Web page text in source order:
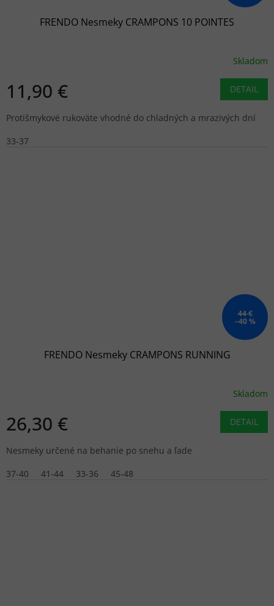
FRENDO Nesmeky CRAMPONS 10 POINTES
Skladom
11,90 € DETAIL
Protišmykové rukoväte vhodné do chladných a mrazivých dní
33-37
44 €
–40 %
FRENDO Nesmeky CRAMPONS RUNNING
Skladom
26,30 € DETAIL
Nesmeky určené na behanie po snehu a ľade
37-40
41-44 33-36 45-48